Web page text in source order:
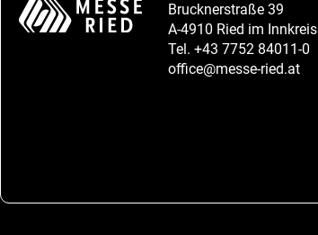
Brucknerstraße 39
A-4910 Ried im Innkreis
Tel. +43 7752 84011-0
office@messe-ried.at